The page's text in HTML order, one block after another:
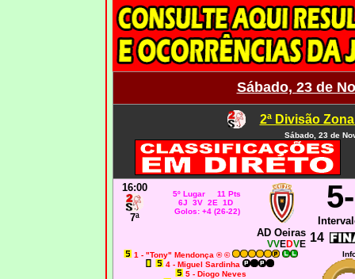
Sábado, 23 de
2ª Divisão
Sábado, 23 de
16:00
7ª
5º Lugar 11 Pts
6J 3V 2E 1D
Golos: +4 (26-22)
AD Oeiras
VVEDVE 14
1 - "Tony" Mendonça ® ©
4 - Miguel Sardinha
5 - Diogo Neves